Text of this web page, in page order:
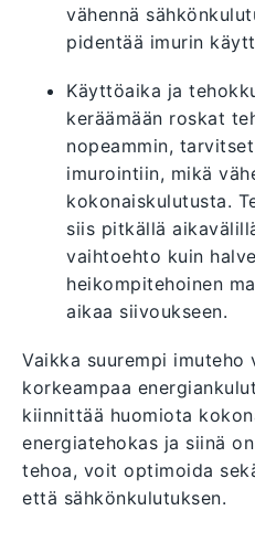
vähennä
pidentää imurin
Käyttöaika ja
keräämään roskat
nopeammin,
imurointiin, mikä
kokonaiskulutusta.
siis pitkällä
vaihtoehto kuin
heikompitehoinen
aikaa siivoukseen.
Vaikka suurempi
korkeampaa
kiinnittää huomiota
energiatehokas ja siinä
tehoa, voit optimoida
että sähkönkulutuksen.